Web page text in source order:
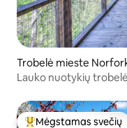
Trobelė mieste
Lauko nuotykių
Mėgstamas svečių